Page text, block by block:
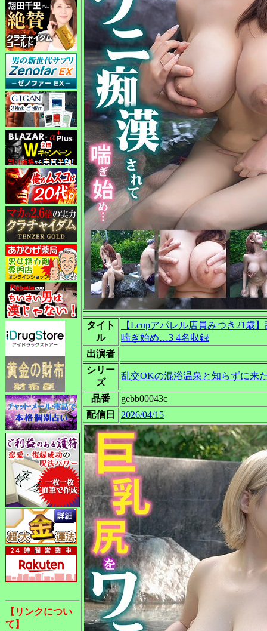
【リンクについ
て】
タイト
ル
【Lcupアパレル店員みつき21歳
喘ぎ始め…3 4名収録
出演者
シリー
ズ
乱交OKの混浴温泉と知らずに来
品番
gebb00043c
配信日
2026/04/15